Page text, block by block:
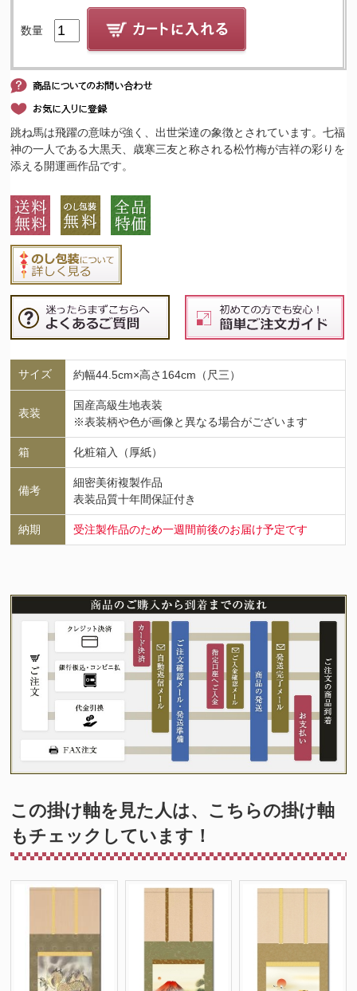
数量
跳ね馬は飛躍の意味が強く、出世栄達の象徴とされています。七福
神の一人である大黒天、歳寒三友と称される松竹梅が吉祥の彩りを
添える開運画作品です。
サイズ 約幅44.5cm×高さ164cm（尺三）
表装
国産高級生地表装
※表装柄や色が画像と異なる場合がございます
箱 化粧箱入（厚紙）
備考
細密美術複製作品
表装品質十年間保証付き
納期 受注製作品のため一週間前後のお届け予定です
この掛け軸を見た人は、こちらの掛け軸
もチェックしています！